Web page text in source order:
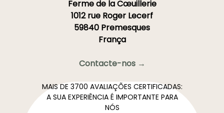
Ferme de la Cœuillerie
1012 rue Roger Lecerf
59840 Premesques
França
Contacte-nos →
MAIS DE 3700 AVALIAÇÕES CERTIFICADAS:
A SUA EXPERIÊNCIA É IMPORTANTE PARA
NÓS